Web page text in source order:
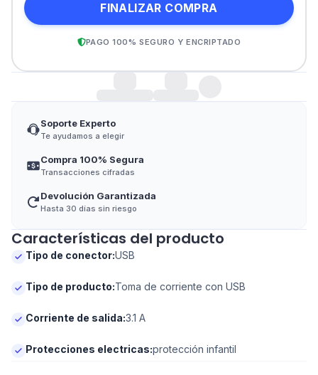
FINALIZAR COMPRA
PAGO 100% SEGURO Y ENCRIPTADO
Soporte Experto
Te ayudamos a elegir
Compra 100% Segura
Transacciones cifradas
Devolución Garantizada
Hasta 30 días sin riesgo
Características del producto
Tipo de conector:USB
Tipo de producto:Toma de corriente con USB
Corriente de salida:3.1 A
Protecciones electricas:protección infantil